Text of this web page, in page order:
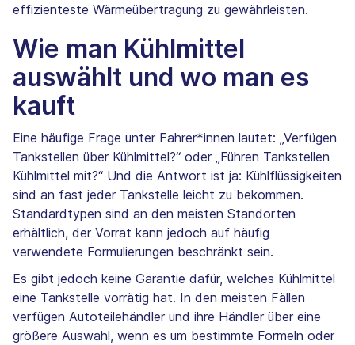
effizienteste Wärmeübertragung zu gewährleisten.
Wie man Kühlmittel
auswählt und wo man es
kauft
Eine häufige Frage unter Fahrer*innen lautet: „Verfügen
Tankstellen über Kühlmittel?“ oder „Führen Tankstellen
Kühlmittel mit?“ Und die Antwort ist ja: Kühlflüssigkeiten
sind an fast jeder Tankstelle leicht zu bekommen.
Standardtypen sind an den meisten Standorten
erhältlich, der Vorrat kann jedoch auf häufig
verwendete Formulierungen beschränkt sein.
Es gibt jedoch keine Garantie dafür, welches Kühlmittel
eine Tankstelle vorrätig hat. In den meisten Fällen
verfügen Autoteilehändler und ihre Händler über eine
größere Auswahl, wenn es um bestimmte Formeln oder